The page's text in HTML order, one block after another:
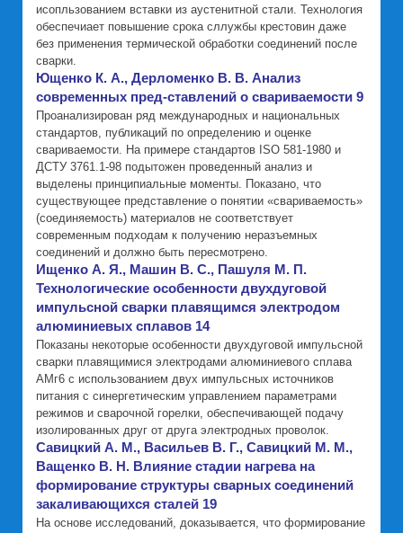
исопльзованием вставки из аустенитной стали. Технология
обеспечиает повышение срока сллужбы крестовин даже
без применения термической обработки соединений после
сварки.
Ющенко К. А., Дерломенко В. В. Анализ
современных пред-ставлений о свариваемости 9
Проанализирован ряд международных и национальных
стандартов, публикаций по определению и оценке
свариваемости. На примере стандартов ISO 581-1980 и
ДСТУ 3761.1-98 подытожен проведенный анализ и
выделены принципиальные моменты. Показано, что
существующее представление о понятии «свариваемость»
(соединяемость) материалов не соответствует
современным подходам к получению неразъемных
соединений и должно быть пересмотрено.
Ищенко А. Я., Машин В. С., Пашуля М. П.
Технологические особенности двухдуговой
импульсной сварки плавящимся электродом
алюминиевых сплавов 14
Показаны некоторые особенности двухдуговой импульсной
сварки плавящимися электродами алюминиевого сплава
АМг6 с использованием двух импульсных источников
питания с синергетическим управлением параметрами
режимов и сварочной горелки, обеспечивающей подачу
изолированных друг от друга электродных проволок.
Савицкий А. М., Васильев В. Г., Савицкий М. М.,
Ващенко В. Н. Влияние стадии нагрева на
формирование структуры сварных соединений
закаливающихся сталей 19
На основе исследований, доказывается, что формирование